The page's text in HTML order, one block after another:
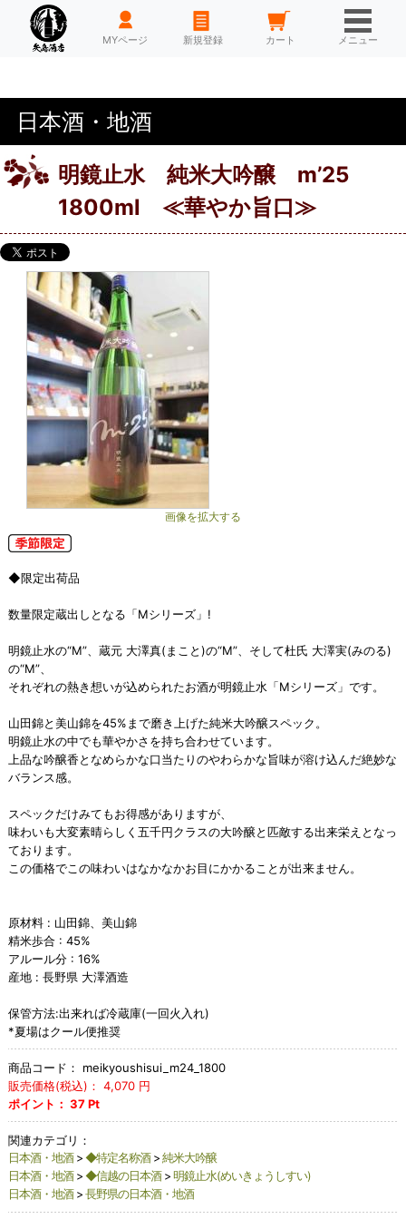
HOME MYページ 新規登録 カート メニュー
日本酒・地酒
明鏡止水 純米大吟醸 m’25
1800ml ≪華やか旨口≫
画像を拡大する
◆限定出荷品
数量限定蔵出しとなる「Mシリーズ」!
明鏡止水の“M”、蔵元 大澤真(まこと)の“M”、そして杜氏 大澤実(みのる)
の“M”、
それぞれの熱き想いが込められたお酒が明鏡止水「Mシリーズ」です。
山田錦と美山錦を45%まで磨き上げた純米大吟醸スペック。
明鏡止水の中でも華やかさを持ち合わせています。
上品な吟醸香となめらかな口当たりのやわらかな旨味が溶け込んだ絶妙な
バランス感。
スペックだけみてもお得感がありますが、
味わいも大変素晴らしく五千円クラスの大吟醸と匹敵する出来栄えとなっ
ております。
この価格でこの味わいはなかなかお目にかかることが出来ません。
原材料 : 山田錦、美山錦
精米歩合 : 45%
アルール分 : 16%
産地 : 長野県 大澤酒造
保管方法:出来れば冷蔵庫(一回火入れ)
*夏場はクール便推奨
商品コード：
meikyoushisui_m24_1800
販売価格(税込)： 4,070円
ポイント： 37Pt
関連カテゴリ：
日本酒・地酒> ◆特定名称酒> 純米大吟醸
日本酒・地酒> ◆信越の日本酒> 明鏡止水(めいきょうしすい)
日本酒・地酒> 長野県の日本酒・地酒